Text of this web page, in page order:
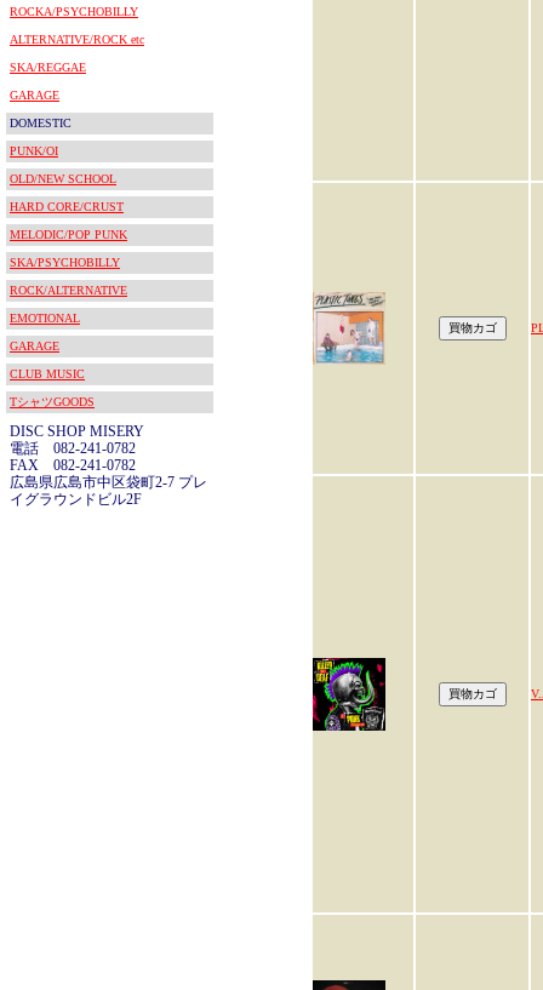
ROCKA/PSYCHOBILLY
ALTERNATIVE/ROCK etc
SKA/REGGAE
GARAGE
DOMESTIC
PUNK/OI
OLD/NEW SCHOOL
HARD CORE/CRUST
MELODIC/POP PUNK
SKA/PSYCHOBILLY
ROCK/ALTERNATIVE
EMOTIONAL
GARAGE
CLUB MUSIC
TシャツGOODS
DISC SHOP MISERY
電話 082-241-0782
FAX 082-241-0782
広島県広島市中区袋町2-7 プレ
イグラウンドビル2F